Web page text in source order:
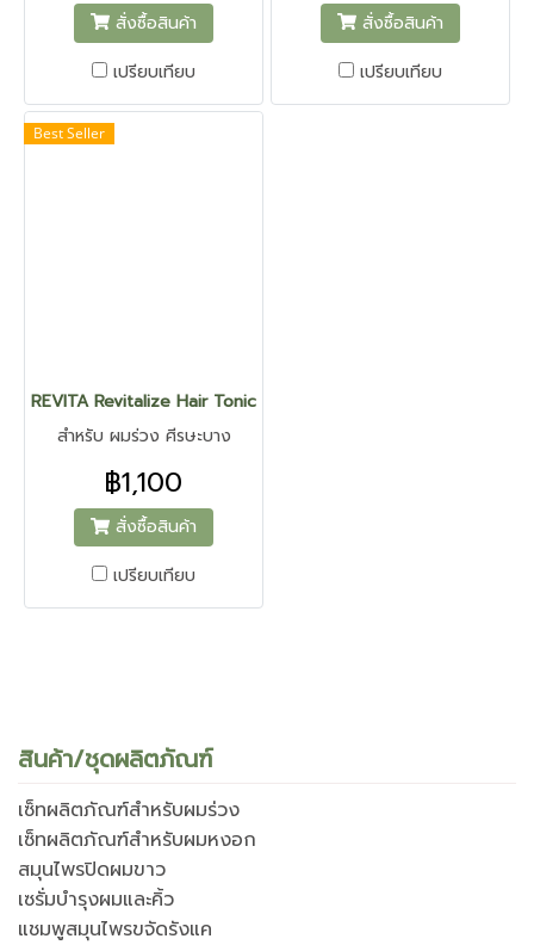
สั่งซื้อสินค้า
เปรียบเทียบ
สั่งซื้อสินค้า
เปรียบเทียบ
Best Seller
REVITA Revitalize Hair Tonic - รีไวต้า รีไวต้าไลซ์ แฮร์ โทนิค
สำหรับ ผมร่วง ศีรษะบาง
฿1,100
สั่งซื้อสินค้า
เปรียบเทียบ
สินค้า/ชุดผลิตภัณฑ์
เซ็ทผลิตภัณฑ์สำหรับผมร่วง
เซ็ทผลิตภัณฑ์สำหรับผมหงอก
สมุนไพรปิดผมขาว
เซรั่มบำรุงผมและคิ้ว
แชมพูสมุนไพรขจัดรังแค